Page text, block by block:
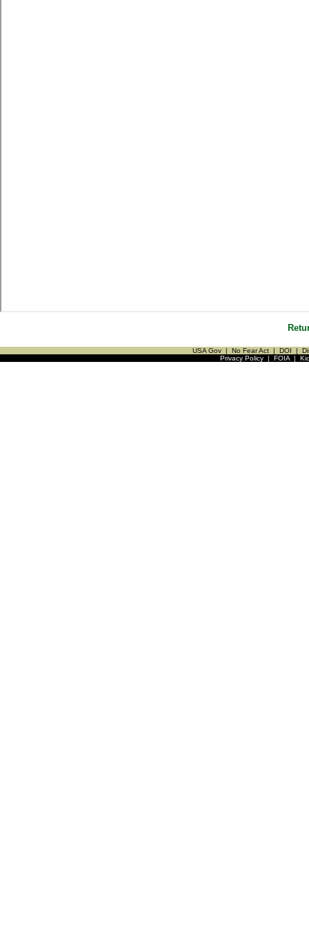
USA Gov | No Fear Act | DOI |
Privacy Policy| FOIA|